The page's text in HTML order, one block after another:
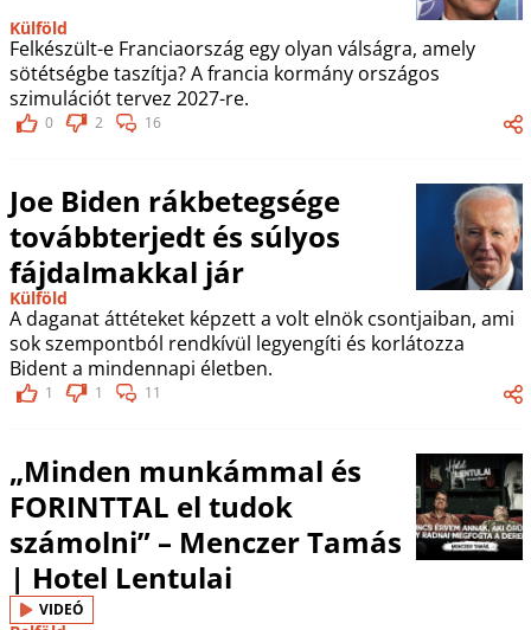
Külföld
Felkészült-e Franciaország egy olyan válságra, amely
sötétségbe taszítja? A francia kormány országos
szimulációt tervez 2027-re.
0 2 16
Joe Biden rákbetegsége
továbbterjedt és súlyos
fájdalmakkal jár
Külföld
A daganat áttéteket képzett a volt elnök csontjaiban, ami
sok szempontból rendkívül legyengíti és korlátozza
Bident a mindennapi életben.
1 1 11
„Minden munkámmal és
FORINTTAL el tudok
számolni” – Menczer Tamás
| Hotel Lentulai
VIDEÓ